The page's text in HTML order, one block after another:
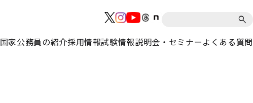
国家公務員の紹介採用情報試験情報説明会・セミナーよくある質問